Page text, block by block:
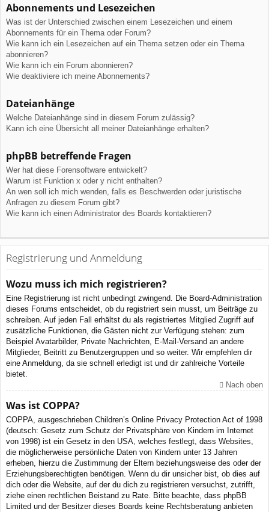
Abonnements und Lesezeichen
Was ist der Unterschied zwischen einem Lesezeichen und einem
Abonnements für ein Thema oder Forum?
Wie kann ich ein Lesezeichen auf ein Thema setzen oder ein Thema
abonnieren?
Wie kann ich ein Forum abonnieren?
Wie deaktiviere ich meine Abonnements?
Dateianhänge
Welche Dateianhänge sind in diesem Forum zulässig?
Kann ich eine Übersicht all meiner Dateianhänge erhalten?
phpBB betreffende Fragen
Wer hat diese Forensoftware entwickelt?
Warum ist Funktion x oder y nicht enthalten?
An wen soll ich mich wenden, falls es Beschwerden oder juristische
Anfragen zu diesem Forum gibt?
Wie kann ich einen Administrator des Boards kontaktieren?
Registrierung und Anmeldung
Wozu muss ich mich registrieren?
Eine Registrierung ist nicht unbedingt zwingend. Die Board-Administration
dieses Forums entscheidet, ob du registriert sein musst, um Beiträge zu
schreiben. Auf jeden Fall erhältst du als registriertes Mitglied Zugriff auf
zusätzliche Funktionen, die Gästen nicht zur Verfügung stehen: zum
Beispiel Avatarbilder, Private Nachrichten, E-Mail-Versand an andere
Mitglieder, Beitritt zu Benutzergruppen und so weiter. Wir empfehlen dir
eine Anmeldung, da sie schnell erledigt ist und dir zahlreiche Vorteile
bietet.
Nach oben
Was ist COPPA?
COPPA, ausgeschrieben Children’s Online Privacy Protection Act of 1998
(deutsch: Gesetz zum Schutz der Privatsphäre von Kindern im Internet
von 1998) ist ein Gesetz in den USA, welches festlegt, dass Websites,
die möglicherweise persönliche Daten von Kindern unter 13 Jahren
erheben, hierzu die Zustimmung der Eltern beziehungsweise des oder der
Erziehungsberechtigten benötigen. Wenn du dir unsicher bist, ob dies auf
dich oder die Website, auf der du dich zu registrieren versuchst, zutrifft,
ziehe einen rechtlichen Beistand zu Rate. Bitte beachte, dass phpBB
Limited und der Besitzer dieses Boards keine Rechtsberatung anbieten